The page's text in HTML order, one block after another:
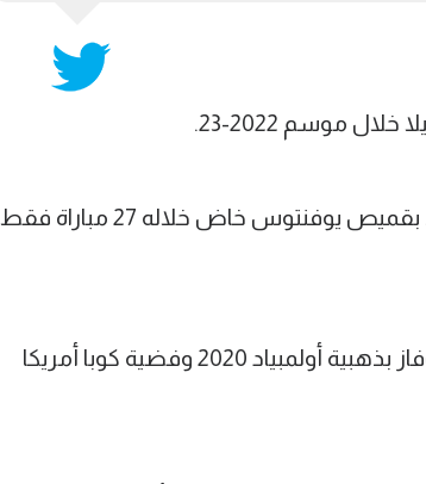
موسم 2022-23.
واكتفى البرازيلي صاحب الـ 27 عاما بموسم واحد بقميص يوفنتوس خاض خلاله 27 مباراة فقط
ويمتلك لويز 18 مباراة بقميص منتخب البرازيل وفاز بذهبية أولمبياد 2020 وفضية كوبا أمريكا